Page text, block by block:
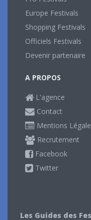
Europe Festivals
Shopping Festivals
Officiels Festivals
Devenir partenaire
A PROPOS
L'agence
Contact
Mentions
Recrutement
Facebook
Twitter
Les Guides des